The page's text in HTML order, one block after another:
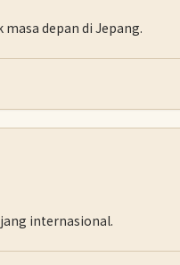
depan di Jepang.
internasional.